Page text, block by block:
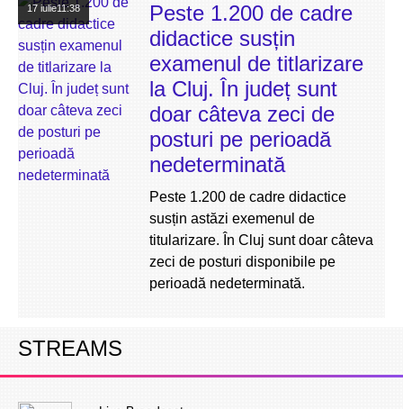
17 iulie11:38
Peste 1.200 de cadre
didactice susțin
examenul de titlarizare
la Cluj. În județ sunt
doar câteva zeci de
posturi pe perioadă
nedeterminată
Peste 1.200 de cadre didactice
susțin astăzi exemenul de
titularizare. În Cluj sunt doar câteva
zeci de posturi disponibile pe
perioadă nedeterminată.
STREAMS